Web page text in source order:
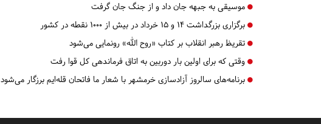
موسیقی به جبهه جان داد و از جنگ جان گرفت
برگزاری بزرگداشت ۱۴ و ۱۵ خرداد در بیش از ۱۰۰۰ نقطه در کشور
تقریظ رهبر انقلاب بر کتاب «روح الله» رونمایی می‌شود
وقتی که برای اولین بار دوربین به اتاق فرماندهی کل قوا رفت
برنامه‌های سالروز آزادسازی خرمشهر با شعار ما فاتحان قله‌ایم برزگار می‌شود